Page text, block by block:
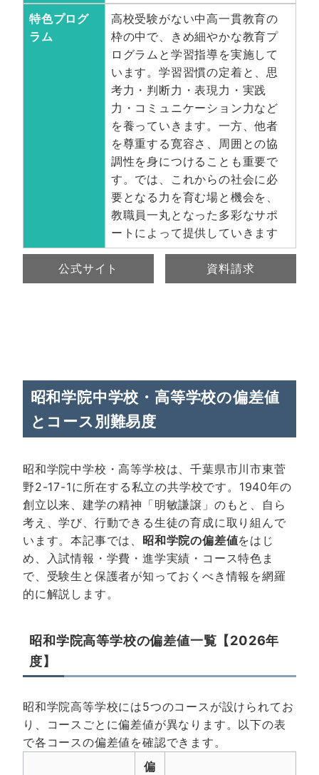
特色プログ
ラム
高校受験がない中高一貫教育の
枠の中で、きめ細やかな教育プ
ログラムと学習指導を実施して
います。学習習慣の定着と、思
考力・判断力・表現力・実践
力・コミュニケーション力など
を養っていきます。一方、他者
を尊重する寛容さ、周囲との協
調性を身につけることも重要で
す。では、これからの社会に必
要となる力を育む場と機会を、
教職員一丸となった多彩なサポ
ートによって提供していきます
公式サイト 資料請求
昭和学院中学校・高等学校の偏差値
とコース別難易度
昭和学院中学校・高等学校は、千葉県市川市東菅
野2-17-1に所在する私立の共学校です。1940年の
創立以来、建学の精神「明敏謙譲」のもと、自ら
考え、学び、行動できる生徒の育成に取り組んで
います。本記事では、 昭和学院の偏差値をはじ
め、入試情報・学費・進学実績・コース特色ま
で、受験生と保護者が知っておくべき情報を網羅
的に解説します。
昭和学院高等学校の偏差値一覧【2026年
度】
昭和学院高等学校には5つのコースが設けられてお
り、コースごとに偏差値が異なります。以下の表
で各コースの偏差値を確認できます。
偏